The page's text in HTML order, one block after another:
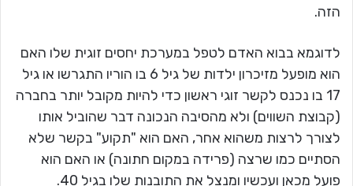
הזה.
לדוגמא בבוא האדם לטפל במערכת יחסים זוגית שלו האם
הוא מופעל מזיכרון ילדות של גיל 6 בו הוריו התגרשו או גיל
17 בו נכנס לקשר זוגי ראשון כדי להיות מקובל יותר בחברה
(קבוצת השווים) ולא מהסיבה הנכונה דבר שהוביל אותו
לצורך לרצות משהוא אחר, האם הוא "תקוע" בקשר שלא
הסתיים כמו שרצה (פרידה במקום חתונה) או האם הוא
פועל מכאן ועכשיו ומנצל את התובנות שלו בגיל 40.